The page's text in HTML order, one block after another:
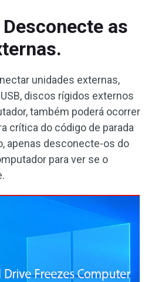
as
unidades externas,
discos rígidos externos
também poderá ocorrer
crítica do código de parada
apenas desconecte-os do
para ver se o